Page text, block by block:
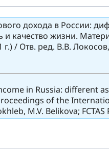
дохода в России:
и качество жизни.
г.) / Отв. ред. В.В.
in Russia: different
of the
M.V. Belikova; FCTAS